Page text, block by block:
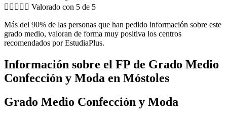
     Valorado con 5 de 5
Más del 90% de las personas que han pedido información sobre este
grado medio, valoran de forma muy positiva los centros
recomendados por EstudiaPlus.
Información sobre el FP de Grado Medio
Confección y Moda en Móstoles
Grado Medio Confección y Moda